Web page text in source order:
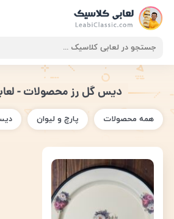
دیس گل رز محصولات -
همه محصولات پارچ و لیوان